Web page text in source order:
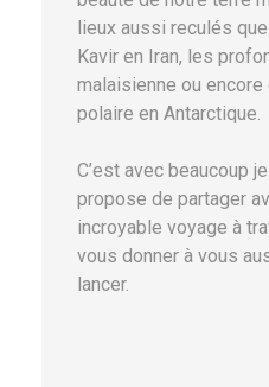
lieux aussi reculés
Kavir en Iran, les
malaisienne ou
polaire en Antarctique.
C’est avec beaucoup
propose de partager
incroyable voyage à
vous donner à vous
lancer.